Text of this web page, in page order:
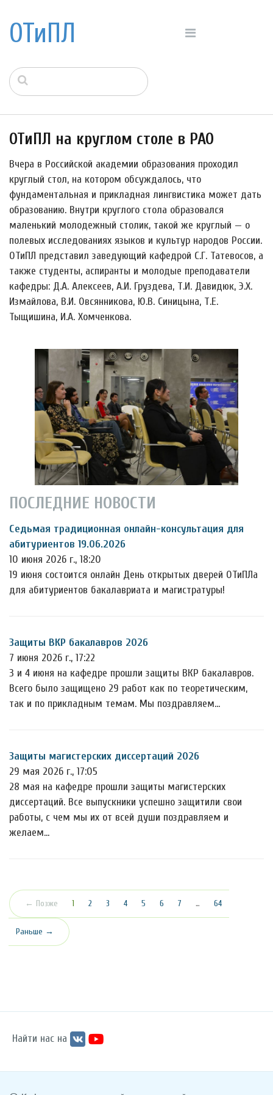
ОТиПЛ
ОТиПЛ на круглом столе в РАО
Вчера в Российской академии образования проходил
круглый стол, на котором обсуждалось, что
фундаментальная и прикладная лингвистика может дать
образованию. Внутри круглого стола образовался
маленький молодежный столик, такой же круглый — о
полевых исследованиях языков и культур народов России.
ОТиПЛ представил заведующий кафедрой С.Г. Татевосов, а
также студенты, аспиранты и молодые преподаватели
кафедры: Д.А. Алексеев, А.И. Груздева, Т.И. Давидюк, Э.Х.
Измайлова, В.И. Овсянникова, Ю.В. Синицына, Т.Е.
Тыщишина, И.А. Хомченкова.
ПОСЛЕДНИЕ НОВОСТИ
Седьмая традиционная онлайн-консультация для
абитуриентов 19.06.2026
10 июня 2026 г., 18:20
19 июня состоится онлайн День открытых дверей ОТиПЛа
для абитуриентов бакалавриата и магистратуры!
Защиты ВКР бакалавров 2026
7 июня 2026 г., 17:22
3 и 4 июня на кафедре прошли защиты ВКР бакалавров.
Всего было защищено 29 работ как по теоретическим,
так и по прикладным темам. Мы поздравляем…
Защиты магистерских диссертаций 2026
29 мая 2026 г., 17:05
28 мая на кафедре прошли защиты магистерских
диссертаций. Все выпускники успешно защитили свои
работы, с чем мы их от всей души поздравляем и
желаем…
← Позже 1 (текущая)
2 3 4 5 6 7 … 64
Раньше →
Найти нас на